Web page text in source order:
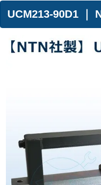
UCM213-90D1 ｜